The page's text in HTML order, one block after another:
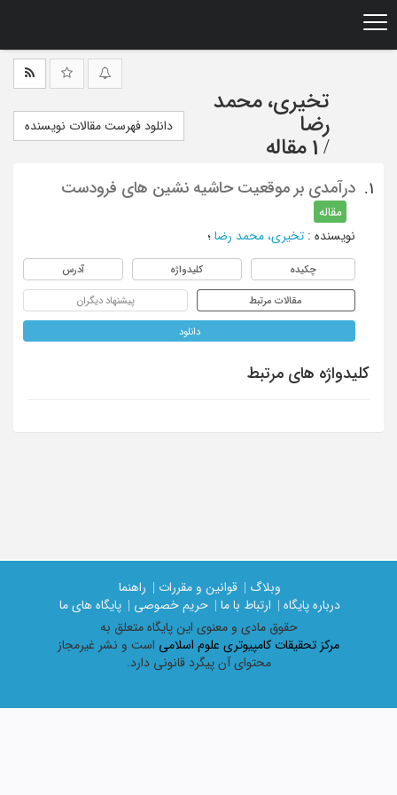
تخیری، محمد
رضا
/ 1 مقاله
دانلود فهرست مقالات نویسنده
1. درآمدی بر موقعیت حاشیه نشین های فرودست
مقاله
نویسنده : تخیری، محمد رضا ؛
چکیده کلیدواژه آدرس
مقالات مرتبط پیشنهاد دیگران
دانلود
کلیدواژه های مرتبط
وبلاگ | قوانین و مقررات |
راهنما
درباره پایگاه |
ارتباط با ما | حریم خصوصی |
پایگاه های ما
حقوق مادی و معنوی اين پايگاه متعلق به
مرکز تحقیقات کامپیوتری علوم اسلامی است و نشر غیرمجاز
محتوای آن پیگرد قانونی دارد.